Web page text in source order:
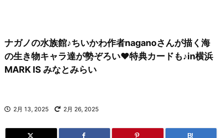
ナガノの水族館♪ちいかわ作者naganoさんが描く海
の生き物キャラ達が勢ぞろい♥特典カードも♪in横浜
MARK IS みなとみらい
2月 13, 2025 2月 26, 2025
B!